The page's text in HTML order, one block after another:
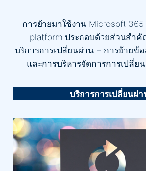
การย้ายมาใช้งาน Microsoft 365
platform ประกอบด้วยส่วนสำ
บริการการเปลี่ยนผ่าน + การย้ายข้
และการบริหารจัดการการเปลี่ย
บริการการเปลี่ยนผ่า